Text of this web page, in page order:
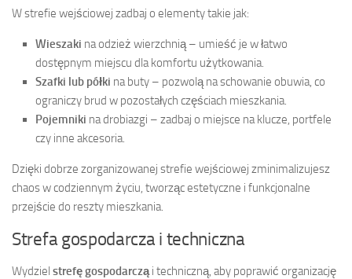
W strefie wejściowej zadbaj o elementy takie jak:
Wieszaki na odzież wierzchnią – umieść je w łatwo
dostępnym miejscu dla komfortu użytkowania.
Szafki lub półki na buty – pozwolą na schowanie obuwia, co
ograniczy brud w pozostałych częściach mieszkania.
Pojemniki na drobiazgi – zadbaj o miejsce na klucze, portfele
czy inne akcesoria.
Dzięki dobrze zorganizowanej strefie wejściowej zminimalizujesz
chaos w codziennym życiu, tworząc estetyczne i funkcjonalne
przejście do reszty mieszkania.
Strefa gospodarcza i techniczna
Wydziel strefę gospodarcząi techniczną, aby poprawić organizację